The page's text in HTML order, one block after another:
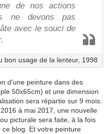
de nos actions
ne devons pas
avec le souci de
bon usage de la lenteur, 1998
d'une peinture dans des
50x65cm) et une dimension
sera répartie sur 9 mois.
à mai 2017, une nouvelle
picturale sera faite, à la fois
blog. Et votre peinture